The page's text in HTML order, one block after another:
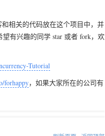
相关的代码放在这个项目中，并
有兴趣的同学 star 或者 fork，欢
Tutorial
forhappy，如果大家所在的公司有